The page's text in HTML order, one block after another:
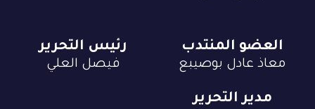
العضو المنتدب
معاذ عادل بوصيبع
رئيس التحرير
فيصل العلي
مدير التحرير